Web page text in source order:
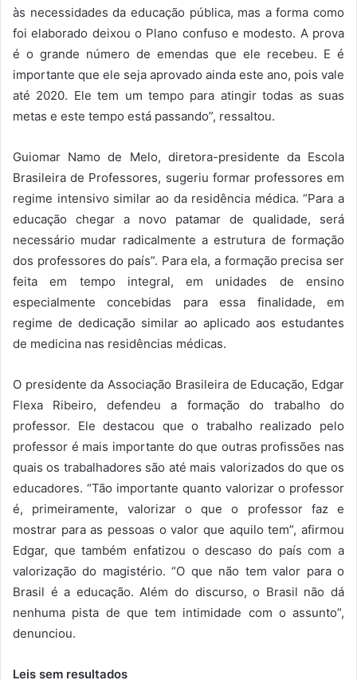
às necessidades da educação pública, mas a forma como
foi elaborado deixou o Plano confuso e modesto. A prova
é o grande número de emendas que ele recebeu. E é
importante que ele seja aprovado ainda este ano, pois vale
até 2020. Ele tem um tempo para atingir todas as suas
metas e este tempo está passando”, ressaltou.
Guiomar Namo de Melo, diretora-presidente da Escola
Brasileira de Professores, sugeriu formar professores em
regime intensivo similar ao da residência médica. “Para a
educação chegar a novo patamar de qualidade, será
necessário mudar radicalmente a estrutura de formação
dos professores do país”. Para ela, a formação precisa ser
feita em tempo integral, em unidades de ensino
especialmente concebidas para essa finalidade, em
regime de dedicação similar ao aplicado aos estudantes
de medicina nas residências médicas.
O presidente da Associação Brasileira de Educação, Edgar
Flexa Ribeiro, defendeu a formação do trabalho do
professor. Ele destacou que o trabalho realizado pelo
professor é mais importante do que outras profissões nas
quais os trabalhadores são até mais valorizados do que os
educadores. “Tão importante quanto valorizar o professor
é, primeiramente, valorizar o que o professor faz e
mostrar para as pessoas o valor que aquilo tem”, afirmou
Edgar, que também enfatizou o descaso do país com a
valorização do magistério. “O que não tem valor para o
Brasil é a educação. Além do discurso, o Brasil não dá
nenhuma pista de que tem intimidade com o assunto”,
denunciou.
Leis sem resultados